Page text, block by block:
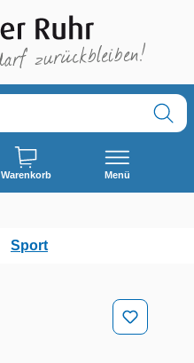
Warenkorb Menü
Sport